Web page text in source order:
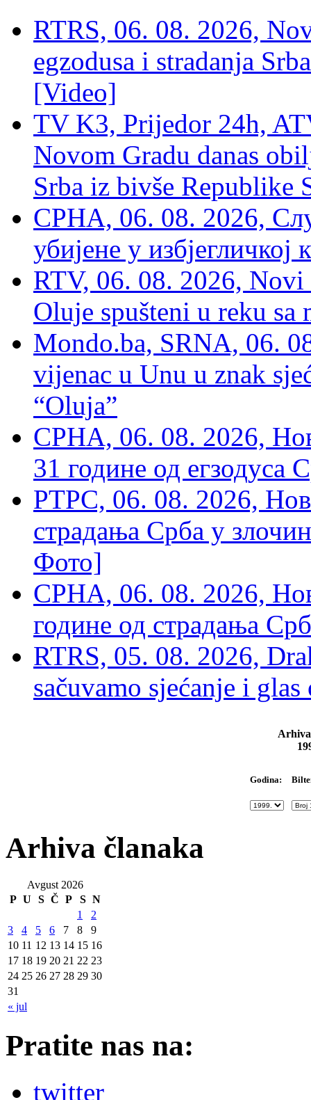
RTRS, 06. 08. 2026,
egzodusa i stradanja
[Video]
TV K3, Prijedor 24h,
Novom Gradu danas
Srba iz bivše Republike
СРНА, 06. 08. 2026,
убијене у избјегличкој
RTV, 06. 08. 2026, Novi
Oluje spušteni u reku sa
Mondo.ba, SRNA, 06.
vijenac u Unu u znak
“Oluja”
СРНА, 06. 08. 2026,
31 године од егзодуса
РТРС, 06. 08. 2026,
страдања Срба у
Фото]
СРНА, 06. 08. 2026,
године од страдања
RTRS, 05. 08. 2026,
sačuvamo sjećanje i
Godina:
Arhiva članaka
Avgust 2026
P U S Č P S N
« jul
1
2
3
4 5 6 7 8
9
10 11 12 13 14 15 16
17 18 19 20 21 22 23
24 25 26 27 28 29 30
31
Pratite nas na:
twitter